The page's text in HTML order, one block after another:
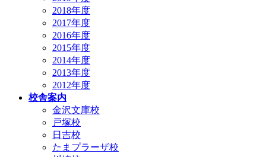
2018年度
2017年度
2016年度
2015年度
2014年度
2013年度
2012年度
校舎案内
金沢文庫校
戸塚校
日吉校
たまプラーザ校